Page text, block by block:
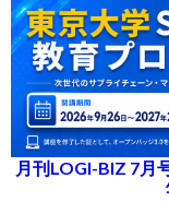
月刊LOGI-BIZ 7月